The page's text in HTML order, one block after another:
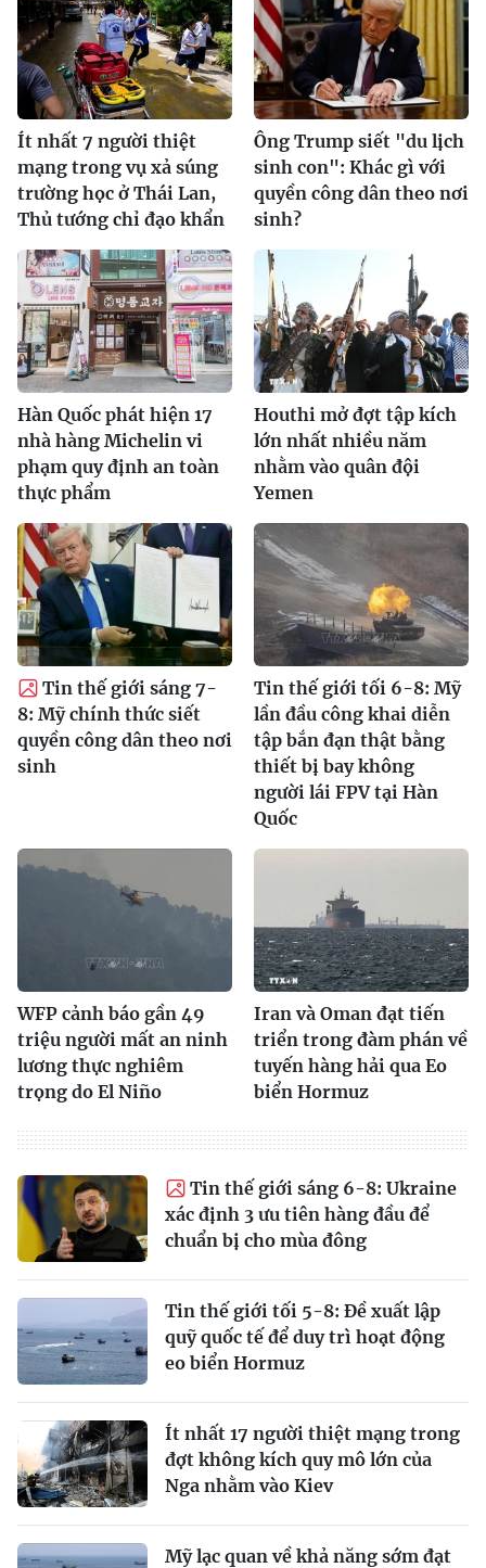
Ít nhất 7 người thiệt
mạng trong vụ xả súng
trường học ở Thái Lan,
Thủ tướng chỉ đạo khẩn
Ông Trump siết "du lịch
sinh con": Khác gì với
quyền công dân theo nơi
sinh?
Hàn Quốc phát hiện 17
nhà hàng Michelin vi
phạm quy định an toàn
thực phẩm
Houthi mở đợt tập kích
lớn nhất nhiều năm
nhằm vào quân đội
Yemen
Tin thế giới sáng 7-
8: Mỹ chính thức siết
quyền công dân theo nơi
sinh
Tin thế giới tối 6-8: Mỹ
lần đầu công khai diễn
tập bắn đạn thật bằng
thiết bị bay không
người lái FPV tại Hàn
Quốc
WFP cảnh báo gần 49
triệu người mất an ninh
lương thực nghiêm
trọng do El Niño
Iran và Oman đạt tiến
triển trong đàm phán về
tuyến hàng hải qua Eo
biển Hormuz
Tin thế giới sáng 6-8: Ukraine
xác định 3 ưu tiên hàng đầu để
chuẩn bị cho mùa đông
Tin thế giới tối 5-8: Đề xuất lập
quỹ quốc tế để duy trì hoạt động
eo biển Hormuz
Ít nhất 17 người thiệt mạng trong
đợt không kích quy mô lớn của
Nga nhằm vào Kiev
Mỹ lạc quan về khả năng sớm đạt